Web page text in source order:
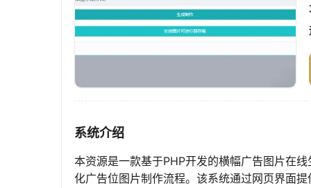
系统介绍
本资源是一款基于PHP开发的横幅广告图片在
化广告位图片制作流程。该系统通过网页界面